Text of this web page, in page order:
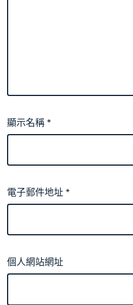
顯示名稱*
電子郵件地址*
個人網站網址